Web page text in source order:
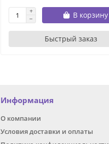
В корзину
Быстрый заказ
Информация
О компании
Условия доставки и оплаты